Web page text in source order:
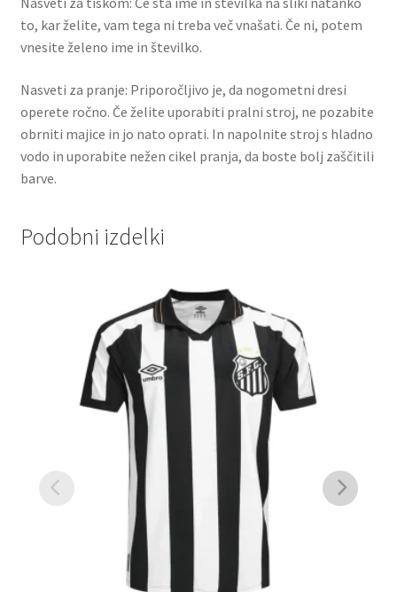
to, kar želite, vam tega ni treba več vnašati. Če ni, potem
vnesite želeno ime in številko.
Nasveti za pranje: Priporočljivo je, da nogometni dresi
operete ročno. Če želite uporabiti pralni stroj, ne pozabite
obrniti majice in jo nato oprati. In napolnite stroj s hladno
vodo in uporabite nežen cikel pranja, da boste bolj zaščitili
barve.
Podobni izdelki